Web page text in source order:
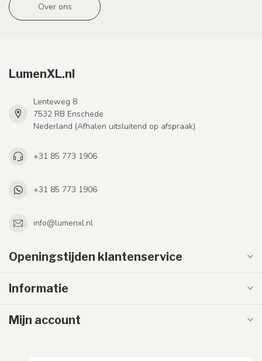
Over ons
LumenXL.nl
Lenteweg 8
7532 RB Enschede
Nederland (Afhalen uitsluitend op afspraak)
+31 85 773 1906
+31 85 773 1906
info@lumenxl.nl
Openingstijden klantenservice
Informatie
Mijn account